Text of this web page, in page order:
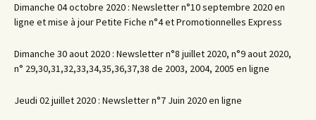
Dimanche 04 octobre 2020 : Newsletter n°10 septembre 2020 en
ligne et mise à jour Petite Fiche n°4 et Promotionnelles Express
Dimanche 30 aout 2020 : Newsletter n°8 juillet 2020, n°9 aout 2020,
n° 29,30,31,32,33,34,35,36,37,38 de 2003, 2004, 2005 en ligne
Jeudi 02 juillet 2020 : Newsletter n°7 Juin 2020 en ligne